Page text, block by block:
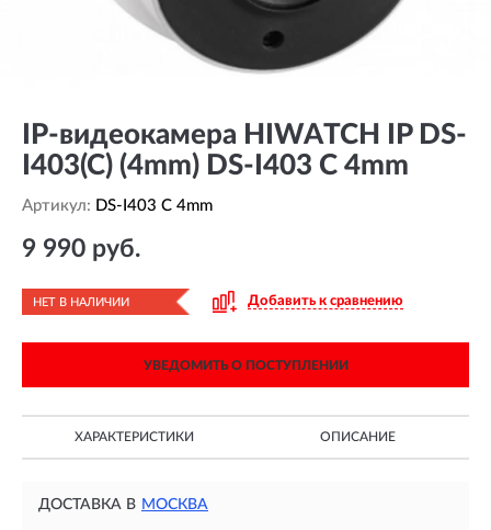
IP-видеокамера HIWATCH IP DS-
I403(C) (4mm) DS-I403 C 4mm
Артикул: DS-I403 C 4mm
9 990 руб.
НЕТ В НАЛИЧИИ Добавить к сравнению
УВЕДОМИТЬ О ПОСТУПЛЕНИИ
ХАРАКТЕРИСТИКИ ОПИСАНИЕ
ДОСТАВКА В МОСКВА